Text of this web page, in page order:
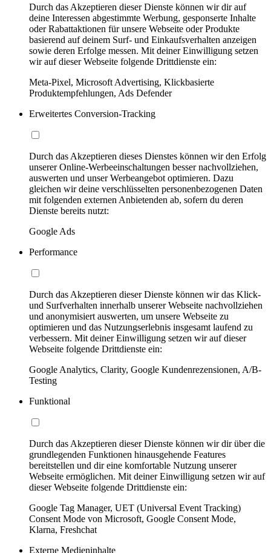
Durch das Akzeptieren dieser Dienste können wir dir auf
deine Interessen abgestimmte Werbung, gesponserte Inhalte
oder Rabattaktionen für unsere Webseite oder Produkte
basierend auf deinem Surf- und Einkaufsverhalten anzeigen
sowie deren Erfolge messen. Mit deiner Einwilligung setzen
wir auf dieser Webseite folgende Drittdienste ein:
Meta-Pixel, Microsoft Advertising, Klickbasierte
Produktempfehlungen, Ads Defender
Erweitertes Conversion-Tracking
Durch das Akzeptieren dieses Dienstes können wir den Erfolg
unserer Online-Werbeeinschaltungen besser nachvollziehen,
auswerten und unser Werbeangebot optimieren. Dazu
gleichen wir deine verschlüsselten personenbezogenen Daten
mit folgenden externen Anbietenden ab, sofern du deren
Dienste bereits nutzt:
Google Ads
Performance
Durch das Akzeptieren dieser Dienste können wir das Klick-
und Surfverhalten innerhalb unserer Webseite nachvollziehen
und anonymisiert auswerten, um unsere Webseite zu
optimieren und das Nutzungserlebnis insgesamt laufend zu
verbessern. Mit deiner Einwilligung setzen wir auf dieser
Webseite folgende Drittdienste ein:
Google Analytics, Clarity, Google Kundenrezensionen, A/B-
Testing
Funktional
Durch das Akzeptieren dieser Dienste können wir dir über die
grundlegenden Funktionen hinausgehende Features
bereitstellen und dir eine komfortable Nutzung unserer
Webseite ermöglichen. Mit deiner Einwilligung setzen wir auf
dieser Webseite folgende Drittdienste ein:
Google Tag Manager, UET (Universal Event Tracking)
Consent Mode von Microsoft, Google Consent Mode,
Klarna, Freshchat
Externe Medieninhalte